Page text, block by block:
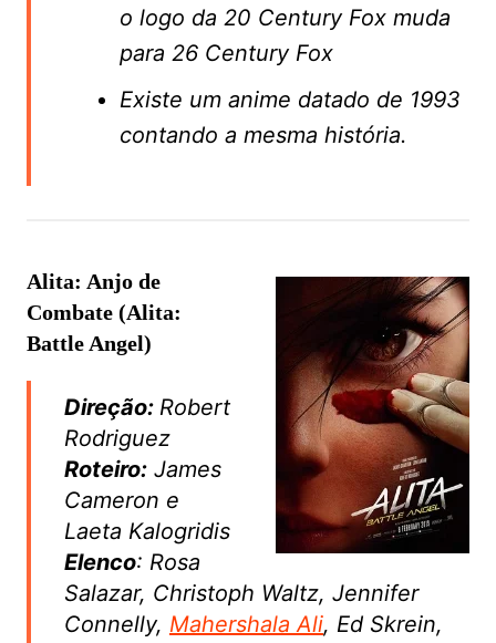
o logo da 20 Century Fox muda
para 26 Century Fox
Existe um anime datado de 1993
contando a mesma história.
Alita: Anjo de
Combate (Alita:
Battle Angel)
Direção: Robert
Rodriguez
Roteiro: James
Cameron e
Laeta Kalogridis
Elenco: Rosa
Salazar, Christoph Waltz, Jennifer
Connelly, Mahershala Ali, Ed Skrein,